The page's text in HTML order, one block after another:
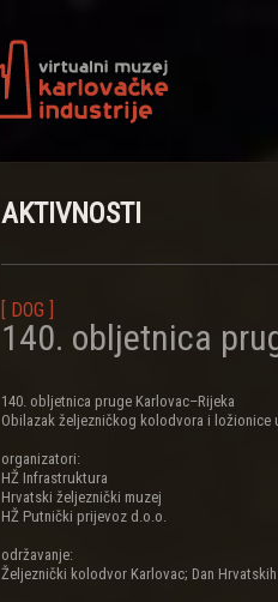
AKTIVNOSTI
[ DOG ]
140. obljetnica
140. obljetnica pruge Karlovac–Rijeka
Obilazak željezničkog kolodvora i ložionice
organizatori:
HŽ Infrastruktura
Hrvatski željeznički muzej
HŽ Putnički prijevoz d.o.o.
održavanje:
Željeznički kolodvor Karlovac; Dan